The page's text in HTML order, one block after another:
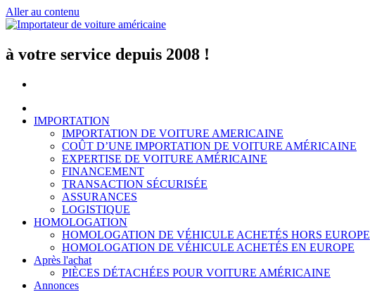
Aller au contenu
à votre service depuis 2008 !
IMPORTATION
IMPORTATION DE VOITURE AMERICAINE
COÛT D’UNE IMPORTATION DE VOITURE AMÉRICAINE
EXPERTISE DE VOITURE AMÉRICAINE
FINANCEMENT
TRANSACTION SÉCURISÉE
ASSURANCES
LOGISTIQUE
HOMOLOGATION
HOMOLOGATION DE VÉHICULE ACHETÉS HORS EUROPE
HOMOLOGATION DE VÉHICULE ACHETÉS EN EUROPE
Après l'achat
PIÈCES DÉTACHÉES POUR VOITURE AMÉRICAINE
Annonces